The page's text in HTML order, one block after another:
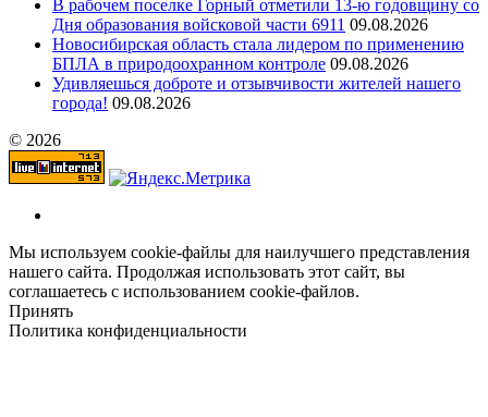
В рабочем поселке Горный отметили 13-ю годовщину со
Дня образования войсковой части 6911 09.08.2026
Новосибирская область стала лидером по применению
БПЛА в природоохранном контроле 09.08.2026
Удивляешься доброте и отзывчивости жителей нашего
города! 09.08.2026
© 2026
Мы используем cookie-файлы для наилучшего представления
нашего сайта. Продолжая использовать этот сайт, вы
соглашаетесь с использованием cookie-файлов.
Принять
Политика конфиденциальности